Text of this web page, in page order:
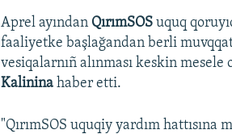
Aprel ayından QırımSOS uquq
faaliyetke başlağandan berli
vesiqalarnıñ alınması keskin
Kalinina haber etti.
"QırımSOS uquqiy yardım